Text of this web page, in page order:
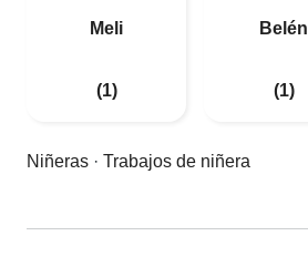
Meli
(1)
Belén
(1)
Niñeras · Trabajos de niñera